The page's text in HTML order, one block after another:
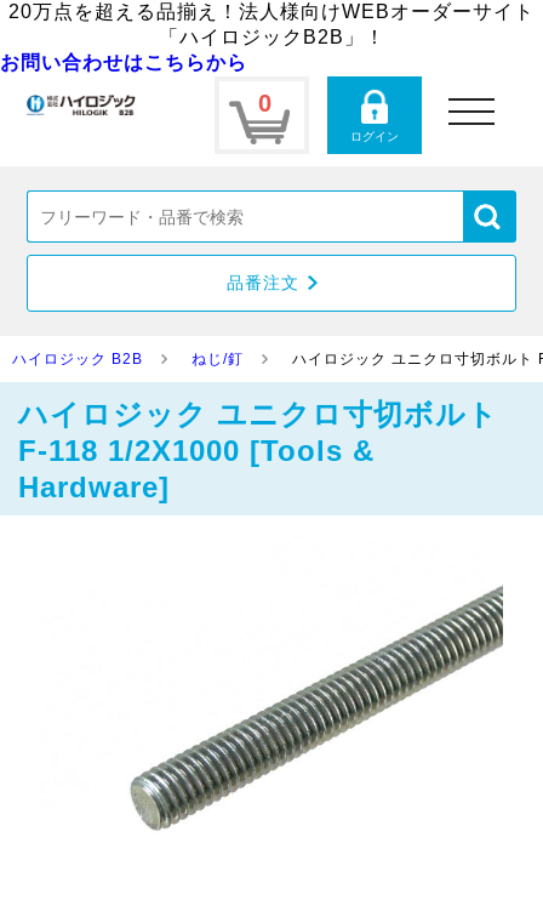
20万点を超える品揃え！法人様向けWEBオーダーサイト
「ハイロジックB2B」！
お問い合わせはこちらから
0
ログイン
toggle
navigation
品番注文
ハイロジック B2B ねじ/釘 ハイロジック ユニクロ寸切ボル
ハイロジック ユニクロ寸切ボルト
F-118 1/2X1000 [Tools &
Hardware]